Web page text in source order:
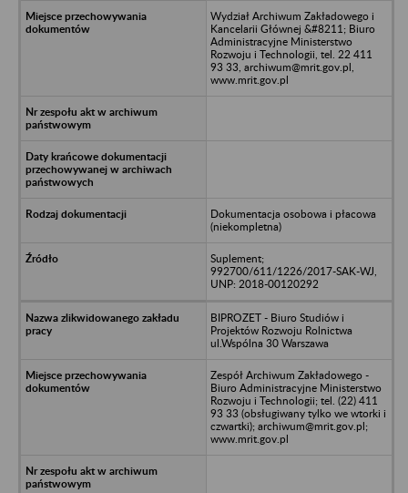
Wydział Archiwum Zakładowego i
Kancelarii Głównej &#8211; Biuro
Administracyjne Ministerstwo
Rozwoju i Technologii, tel. 22 411
93 33, archiwum@mrit.gov.pl,
www.mrit.gov.pl
Dokumentacja osobowa i płacowa
(niekompletna)
Suplement;
992700/611/1226/2017-SAK-WJ,
UNP: 2018-00120292
BIPROZET - Biuro Studiów i
Projektów Rozwoju Rolnictwa
ul.Wspólna 30 Warszawa
Zespół Archiwum Zakładowego -
Biuro Administracyjne Ministerstwo
Rozwoju i Technologii; tel. (22) 411
93 33 (obsługiwany tylko we wtorki i
czwartki); archiwum@mrit.gov.pl;
www.mrit.gov.pl